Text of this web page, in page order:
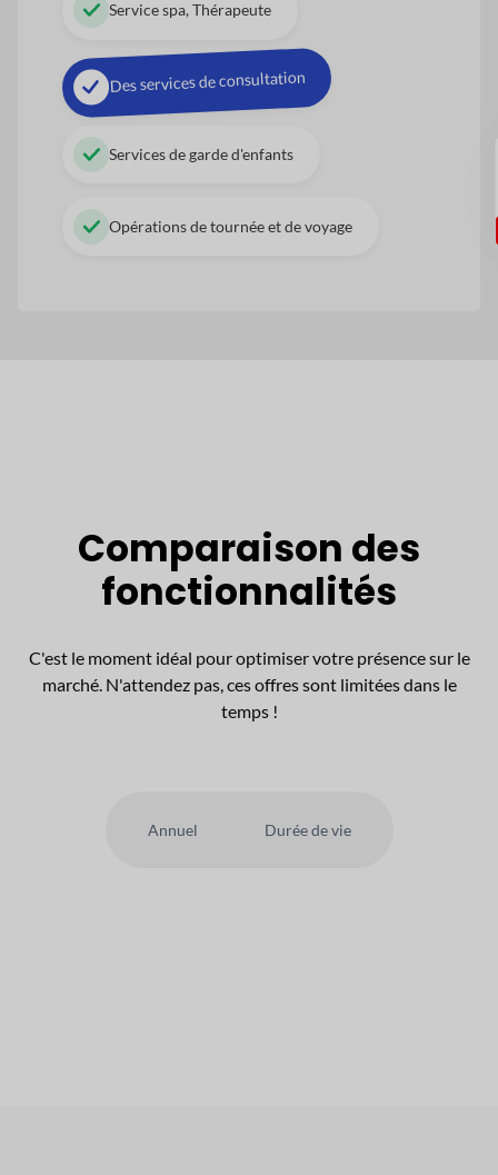
Service spa, Thérapeute
Des services de consultation
Services de garde d'enfants
Opérations de tournée et de voyage
Comparaison des
fonctionnalités
C'est le moment idéal pour optimiser votre présence sur le
marché. N'attendez pas, ces offres sont limitées dans le
temps !
Annuel Durée de vie